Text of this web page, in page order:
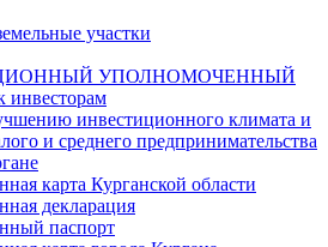
участки
УПОЛНОМОЧЕННЫЙ
инвесторам
инвестиционного климата и
и среднего предпринимательства
карта Курганской области
декларация
паспорт